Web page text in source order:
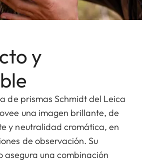
y
de prismas Schmidt del Leica
una imagen brillante, de
y neutralidad cromática, en
de observación. Su
asegura una combinación